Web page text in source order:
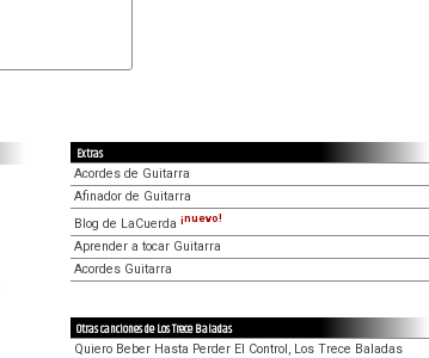
Extras
Acordes de Guitarra
Afinador de Guitarra
Blog de LaCuerda ¡nuevo!
Aprender a tocar Guitarra
Acordes Guitarra
Otras canciones de Los Trece Baladas
Quiero Beber Hasta Perder El Control, Los Trece Baladas